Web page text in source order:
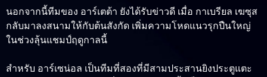
นอกจากนี้ทีมของ อาร์เตต้า ยังได้รับข่าวดี เมื่อ กาเบรียล เฆซุส
กลับมาลงสนามให้กับต้นสังกัด เพิ่มความโหดแนวรุกปืนใหญ่
ในช่วงลุ้นแชมป์ฤดูกาลนี้
สำหรับ อาร์เซน่อล เป็นทีมที่สองที่มีสามประสานยิงประตูแตะ